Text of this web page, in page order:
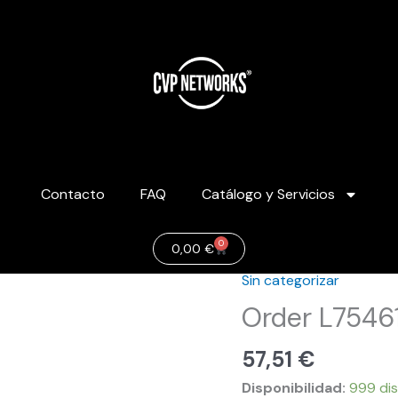
Contacto FAQ Catálogo y Servicios
0,00 € 0
Carrito
Sin categorizar
Order
57,51 €
Disponibilidad: 999
Order
L754616
cantidad